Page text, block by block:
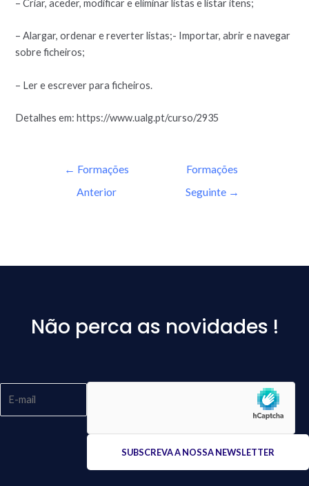
– Criar, aceder, modificar e eliminar listas e listar itens;
– Alargar, ordenar e reverter listas;- Importar, abrir e navegar
sobre ficheiros;
– Ler e escrever para ficheiros.
Detalhes em: https://www.ualg.pt/curso/2935
← Formações
Anterior
Formações
Seguinte →
Não perca as novidades !